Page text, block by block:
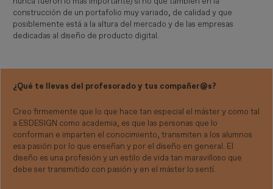
construcción de un portafolio muy variado, de calidad y que
posiblemente está a la altura del mercado y de las empresas
dedicadas al diseño de producto digital.
¿Qué te llevas del profesorado y tus compañer@s?
Creo firmemente que lo que hace tan especial el máster y como tal
a ESDESIGN como academia, es que las personas que lo
conforman e imparten el conocimiento, transmiten a los alumnos
esa pasión por lo que enseñan y por el diseño en general. El
diseño es una profesión y un estilo de vida tan maravilloso que
debe ser transmitido con pasión y en el máster lo sentí.